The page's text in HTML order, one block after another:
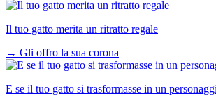
Il tuo gatto merita un ritratto regale
→ Gli offro la sua corona
E se il tuo gatto si trasformasse in un